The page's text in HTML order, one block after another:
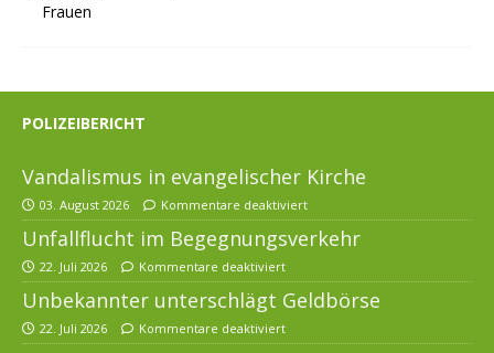
POLIZEIBERICHT
Vandalismus in evangelischer Kirche
03. August 2026 Kommentare deaktiviert
Unfallflucht im Begegnungsverkehr
22. Juli 2026 Kommentare deaktiviert
Unbekannter unterschlägt Geldbörse
22. Juli 2026 Kommentare deaktiviert